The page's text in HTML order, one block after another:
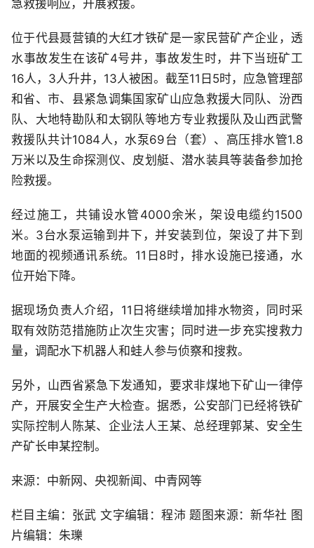
急救援响应，开展救援。
位于代县聂营镇的大红才铁矿是一家民营矿产企业，透
水事故发生在该矿4号井，事故发生时，井下当班矿工
16人，3人升井，13人被困。截至11日5时，应急管理部
和省、市、县紧急调集国家矿山应急救援大同队、汾西
队、大地特勘队和太钢队等地方专业救援队及山西武警
救援队共计1084人，水泵69台（套）、高压排水管1.8
万米以及生命探测仪、皮划艇、潜水装具等装备参加抢
险救援。
经过施工，共铺设水管4000余米，架设电缆约1500
米。3台水泵运输到井下，并安装到位，架设了井下到
地面的视频通讯系统。11日8时，排水设施已接通，水
位开始下降。
据现场负责人介绍，11日将继续增加排水物资，同时采
取有效防范措施防止次生灾害；同时进一步充实搜救力
量，调配水下机器人和蛙人参与侦察和搜救。
另外，山西省紧急下发通知，要求非煤地下矿山一律停
产，开展安全生产大检查。据悉，公安部门已经将铁矿
实际控制人陈某、企业法人王某、总经理郭某、安全生
产矿长申某控制。
来源：中新网、央视新闻、中青网等
栏目主编：张武 文字编辑：程沛 题图来源：新华社 图
片编辑：朱瓅